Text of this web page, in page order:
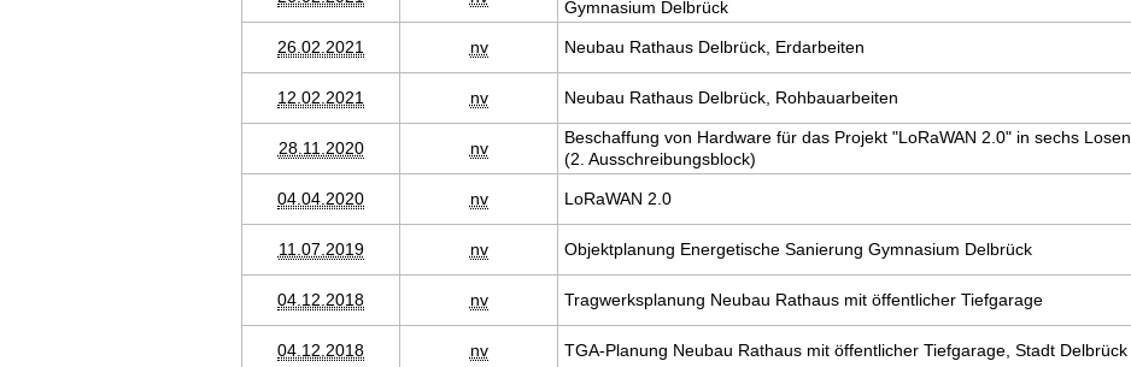
Gymnasium Delbrück
26.02.2021 nv Neubau Rathaus Delbrück, Erdarbeiten
12.02.2021 nv Neubau Rathaus Delbrück, Rohbauarbeiten
28.11.2020 nv
Beschaffung von Hardware für das Projekt "LoRaWAN 2.0" in sechs Losen
(2. Ausschreibungsblock)
04.04.2020 nv LoRaWAN 2.0
11.07.2019 nv Objektplanung Energetische Sanierung Gymnasium Delbrück
04.12.2018 nv Tragwerksplanung Neubau Rathaus mit öffentlicher Tiefgarage
04.12.2018 nv TGA-Planung Neubau Rathaus mit öffentlicher Tiefgarage, Stadt Delbrück